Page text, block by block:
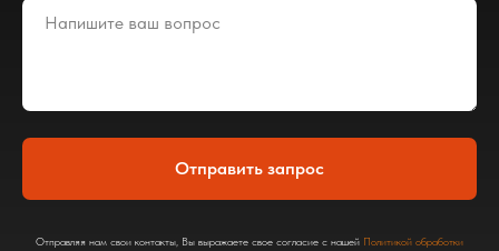
Отправить запрос
Отправляя нам свои контакты, Вы выражаете свое согласие с нашей Политикой обработки